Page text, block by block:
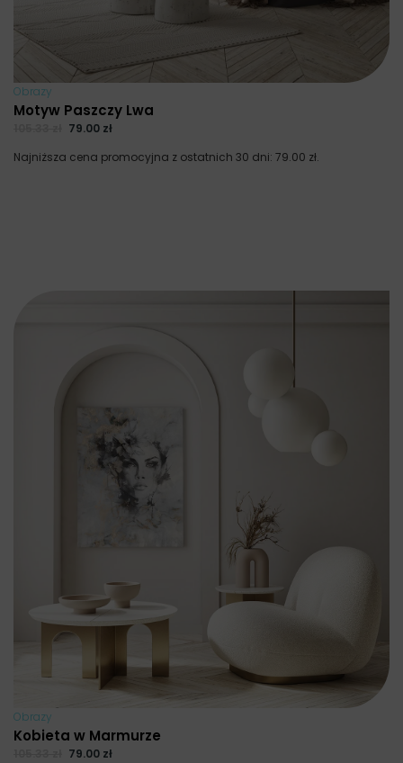
Obrazy
Motyw Paszczy Lwa
79.00 zł
Najniższa cena promocyjna z ostatnich 30 dni: 79.00 zł.
Obrazy
Kobieta w Marmurze
79.00 zł